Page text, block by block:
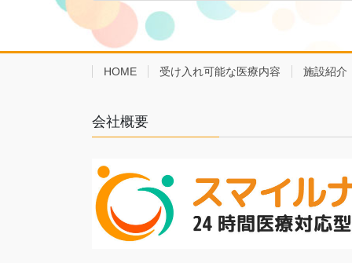
HOME 受け入れ可能な医療内容 施設紹介
会社概要